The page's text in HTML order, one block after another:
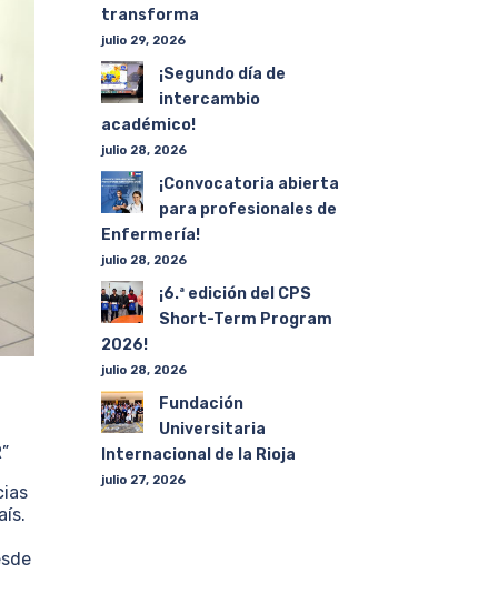
transforma
julio 29, 2026
¡Segundo día de
intercambio
académico!
julio 28, 2026
¡Convocatoria abierta
para profesionales de
Enfermería!
julio 28, 2026
¡6.ª edición del CPS
Short-Term Program
2026!
julio 28, 2026
Fundación
Universitaria
Internacional de la Rioja
julio 27, 2026